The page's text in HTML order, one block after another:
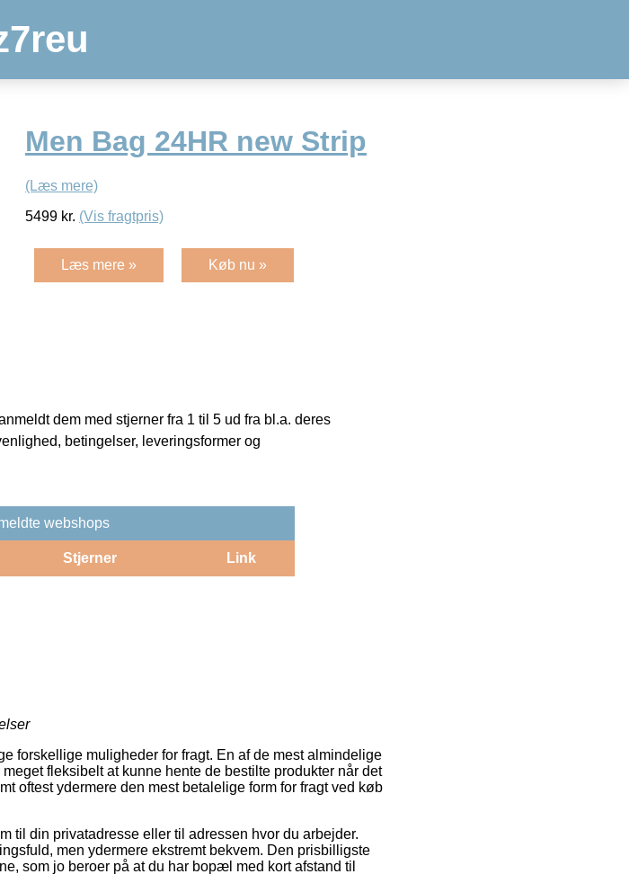
Men Bag 24HR new Strip
(Læs mere)
5499 kr. (Vis fragtpris)
Læs mere » Køb nu »
dem med stjerner fra 1 til 5 ud fra bl.a. deres
betingelser, leveringsformer og
webshops
Stjerner Link
forskellige muligheder for fragt. En af de mest almindelige
fleksibelt at kunne hente de bestilte produkter når det
oftest ydermere den mest betalelige form for fragt ved køb
til din privatadresse eller til adressen hvor du arbejder.
men ydermere ekstremt bekvem. Den prisbilligste
som jo beroer på at du har bopæl med kort afstand til